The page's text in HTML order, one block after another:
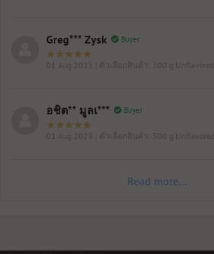
Greg*** Zysk Buyer
01 Aug 2025 | ตัวเลือกสินค้า: 300 g Unflavored
อชิต** มูลเ*** Buyer
01 Aug 2025 | ตัวเลือกสินค้า: 300 g Unflavored
Read more...